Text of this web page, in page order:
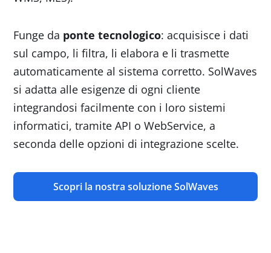
Funge da ponte tecnologico: acquisisce i dati
sul campo, li filtra, li elabora e li trasmette
automaticamente al sistema corretto. SolWaves
si adatta alle esigenze di ogni cliente
integrandosi facilmente con i loro sistemi
informatici, tramite API o WebService, a
Scopri la nostra soluzione SolWaves